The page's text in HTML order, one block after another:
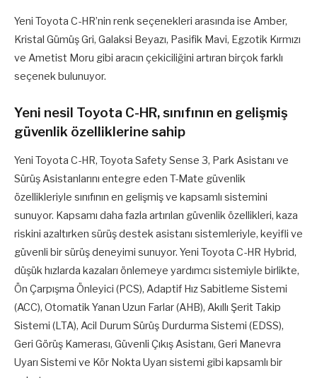
Yeni Toyota C-HR’nin renk seçenekleri arasında ise Amber,
Kristal Gümüş Gri, Galaksi Beyazı, Pasifik Mavi, Egzotik Kırmızı
ve Ametist Moru gibi aracın çekiciliğini artıran birçok farklı
seçenek bulunuyor.
Yeni nesil Toyota C-HR, sınıfının en gelişmiş
güvenlik özelliklerine sahip
Yeni Toyota C-HR, Toyota Safety Sense 3, Park Asistanı ve
Sürüş Asistanlarını entegre eden T-Mate güvenlik
özellikleriyle sınıfının en gelişmiş ve kapsamlı sistemini
sunuyor. Kapsamı daha fazla artırılan güvenlik özellikleri, kaza
riskini azaltırken sürüş destek asistanı sistemleriyle, keyifli ve
güvenli bir sürüş deneyimi sunuyor. Yeni Toyota C-HR Hybrid,
düşük hızlarda kazaları önlemeye yardımcı sistemiyle birlikte,
Ön Çarpışma Önleyici (PCS), Adaptif Hız Sabitleme Sistemi
(ACC), Otomatik Yanan Uzun Farlar (AHB), Akıllı Şerit Takip
Sistemi (LTA), Acil Durum Sürüş Durdurma Sistemi (EDSS),
Geri Görüş Kamerası, Güvenli Çıkış Asistanı, Geri Manevra
Uyarı Sistemi ve Kör Nokta Uyarı sistemi gibi kapsamlı bir